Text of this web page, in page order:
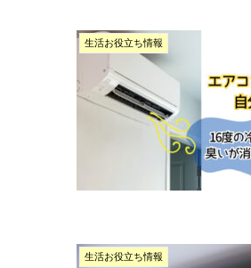
生活お役立ち情報
生活お役立ち情報